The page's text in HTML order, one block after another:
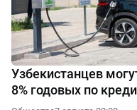
Узбекистанцев
8% годовых по